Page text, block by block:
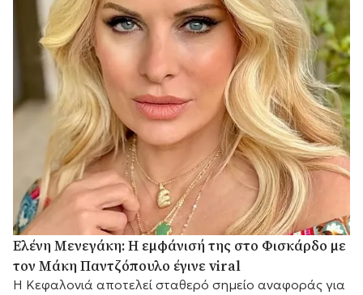
Ελένη Μενεγάκη: Η εμφάνισή της στο Φισκάρδο με
τον Μάκη Παντζόπουλο έγινε viral
Η Κεφαλονιά αποτελεί σταθερό σημείο αναφοράς για